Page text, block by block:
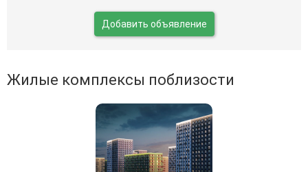
Добавить объявление
Жилые комплексы поблизости